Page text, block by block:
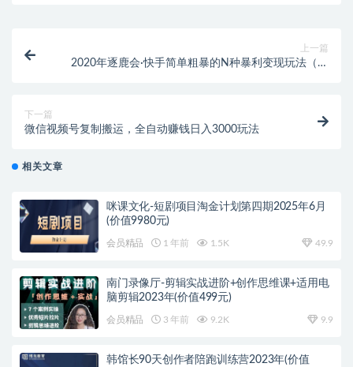
上一篇
2020年逐鹿会·快手简单粗暴的N种暴利变现玩法（线
下一篇
微信视频号复制搬运，全自动赚钱日入3000玩法
相关文章
咪课文化-短剧项目淘金计划第四期2025年6月
(价值9980元)
会员精品 1 年前 1.5K 49.9
南门录像厅-剪辑实战进阶+创作思维课+适用电
脑剪辑2023年(价值499元)
会员精品 3 年前 9.2K 9.9
韩馆长90天创作者陪跑训练营2023年(价值